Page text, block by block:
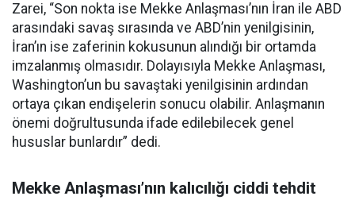
Zarei, “Son nokta ise Mekke Anlaşması’nın İran ile ABD
arasındaki savaş sırasında ve ABD’nin yenilgisinin,
İran’ın ise zaferinin kokusunun alındığı bir ortamda
imzalanmış olmasıdır. Dolayısıyla Mekke Anlaşması,
Washington’un bu savaştaki yenilgisinin ardından
ortaya çıkan endişelerin sonucu olabilir. Anlaşmanın
önemi doğrultusunda ifade edilebilecek genel
hususlar bunlardır” dedi.
Mekke Anlaşması’nın kalıcılığı ciddi tehdit